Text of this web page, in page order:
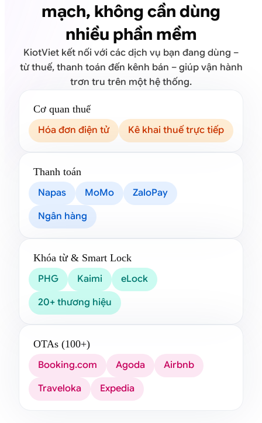
mạch, không cần dùng
nhiều phần mềm
KiotViet kết nối với các dịch vụ bạn đang dùng –
từ thuế, thanh toán đến kênh bán – giúp vận hành
trơn tru trên một hệ thống.
Cơ quan thuế
Hóa đơn điện tử
Kê khai thuế trực tiếp
Thanh toán
Napas
MoMo
ZaloPay
Ngân hàng
Khóa từ & Smart Lock
PHG
Kaimi
eLock
20+ thương hiệu
OTAs (100+)
Booking.com
Agoda
Airbnb
Traveloka
Expedia